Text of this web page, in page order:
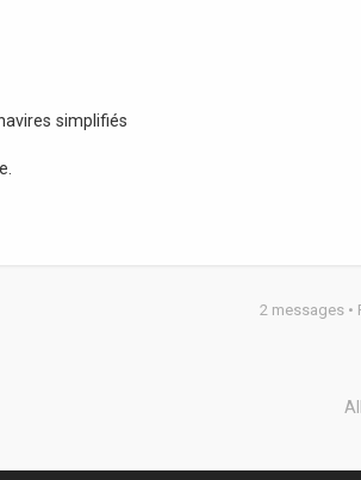
simplifiés
2 messages •